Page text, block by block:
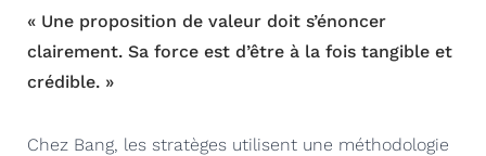
« Une proposition de valeur doit s’énoncer
clairement. Sa force est d’être à la fois tangible et
crédible. »
Chez Bang, les stratèges utilisent une méthodologie